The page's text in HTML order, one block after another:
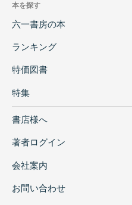
本を探す
六一書房の本
ランキング
特価図書
特集
書店様へ
著者ログイン
会社案内
お問い合わせ